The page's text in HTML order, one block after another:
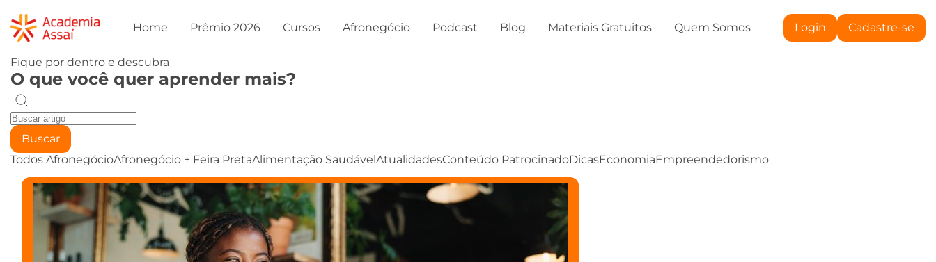
Home Prêmio 2026 Cursos Afronegócio Podcast Blog Materiais Gratuitos Quem Somos Login Cadastre-se
Fique por dentro e descubra
O que você quer aprender mais?
Buscar
Todos AfronegócioAfronegócio + Feira PretaAlimentação SaudávelAtualidadesConteúdo PatrocinadoDicasEconomiaEmpreendedorismo